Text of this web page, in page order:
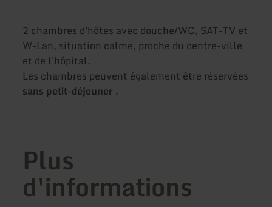
2 chambres d'hôtes avec douche/WC, SAT-TV et
W-Lan, situation calme, proche du centre-ville
et de l'hôpital.
Les chambres peuvent également être réservées
sans petit-déjeuner .
Plus
d'informations